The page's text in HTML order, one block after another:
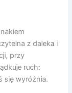
z daleka i
przy
ruch:
się wyróżnia.